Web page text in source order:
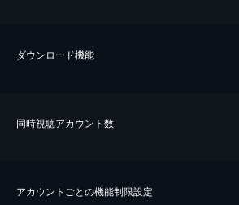
ダウンロード機能
同時視聴アカウント数
アカウントごとの機能制限設定